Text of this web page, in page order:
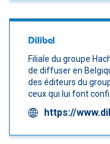
Dilibel
Filiale du groupe
de diffuser en
des éditeurs du
ceux qui lui font
https://